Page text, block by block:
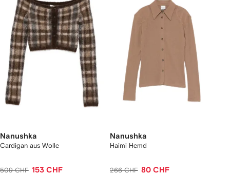
Nanushka
Cardigan aus Wolle
509 CHF 153 CHF
Nanushka
Haimi Hemd
266 CHF 80 CHF